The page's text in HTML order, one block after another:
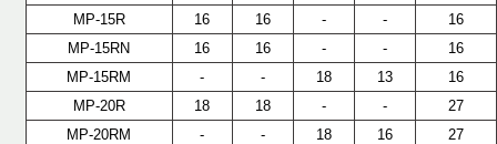
MP-15R
16 16 - -
16
MP-15RN
16 16 - -
16
MP-15RM
- - 18 13
16
MP-20R
18 18 - -
27
MP-20RM
- - 18 16
27